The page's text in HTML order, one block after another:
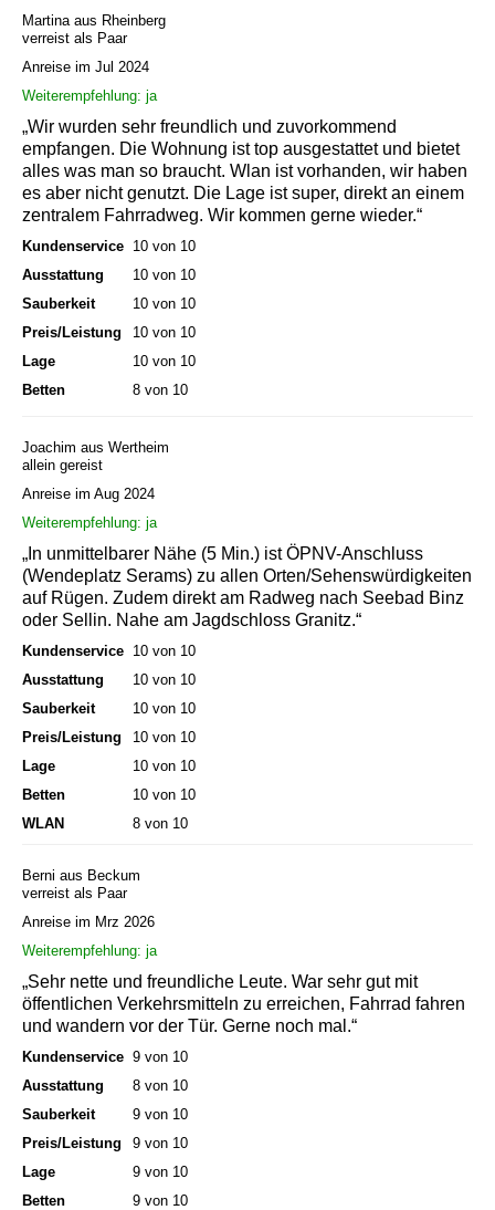
Martina aus Rheinberg
verreist als Paar
Anreise im Jul 2024
Weiterempfehlung: ja
„Wir wurden sehr freundlich und zuvorkommend
empfangen. Die Wohnung ist top ausgestattet und bietet
alles was man so braucht. Wlan ist vorhanden, wir haben
es aber nicht genutzt. Die Lage ist super, direkt an einem
zentralem Fahrradweg. Wir kommen gerne wieder.“
Kundenservice 10 von 10
Ausstattung
10 von 10
Sauberkeit
10 von 10
Preis/Leistung
10 von 10
Lage
10 von 10
Betten
8 von 10
Joachim aus Wertheim
allein gereist
Anreise im Aug 2024
Weiterempfehlung: ja
„In unmittelbarer Nähe (5 Min.) ist ÖPNV-Anschluss
(Wendeplatz Serams) zu allen Orten/Sehenswürdigkeiten
auf Rügen. Zudem direkt am Radweg nach Seebad Binz
oder Sellin. Nahe am Jagdschloss Granitz.“
Kundenservice 10 von 10
Ausstattung
10 von 10
Sauberkeit
10 von 10
Preis/Leistung
10 von 10
Lage
10 von 10
Betten
10 von 10
WLAN
8 von 10
Berni aus Beckum
verreist als Paar
Anreise im Mrz 2026
Weiterempfehlung: ja
„Sehr nette und freundliche Leute. War sehr gut mit
öffentlichen Verkehrsmitteln zu erreichen, Fahrrad fahren
und wandern vor der Tür. Gerne noch mal.“
Kundenservice 9 von 10
Ausstattung
8 von 10
Sauberkeit
9 von 10
Preis/Leistung
9 von 10
Lage
9 von 10
Betten
9 von 10